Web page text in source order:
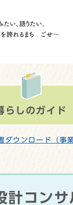
らしのガイド
ダウンロード（事
計コン